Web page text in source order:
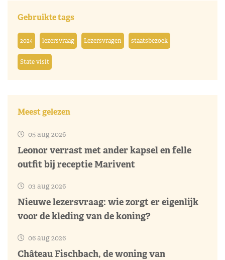
Gebruikte tags
2024 lezersvraag Lezersvragen staatsbezoek
State visit
Meest gelezen
05 aug 2026
Leonor verrast met ander kapsel en felle
outfit bij receptie Marivent
03 aug 2026
Nieuwe lezersvraag: wie zorgt er eigenlijk
voor de kleding van de koning?
06 aug 2026
Château Fischbach, de woning van